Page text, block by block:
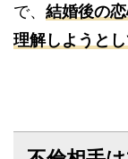
で、 結婚後の
理解しようと